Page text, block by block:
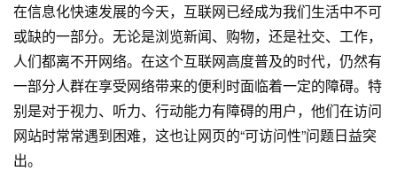
在信息化快速发展的今天，互联网已经成为我们生活中不可
或缺的一部分。无论是浏览新闻、购物，还是社交、工作，
人们都离不开网络。在这个互联网高度普及的时代，仍然有
一部分人群在享受网络带来的便利时面临着一定的障碍。特
别是对于视力、听力、行动能力有障碍的用户，他们在访问
网站时常常遇到困难，这也让网页的“可访问性”问题日益突
出。